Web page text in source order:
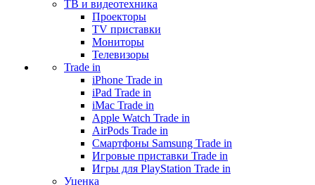
ТВ и видеотехника
Проекторы
TV приставки
Мониторы
Телевизоры
Trade in
iPhone Trade in
iPad Trade in
iMac Trade in
Apple Watch Trade in
AirPods Trade in
Смартфоны Samsung Trade in
Игровые приставки Trade in
Игры для PlayStation Trade in
Уценка